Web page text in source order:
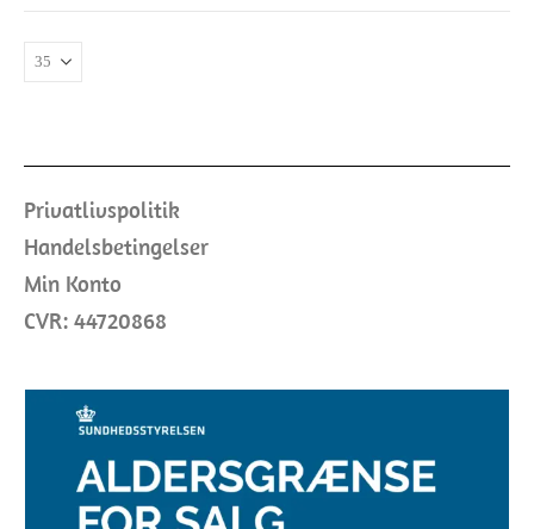
Privatlivspolitik
Handelsbetingelser
Min Konto
CVR: 44720868